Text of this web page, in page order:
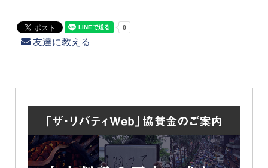
友達に教える